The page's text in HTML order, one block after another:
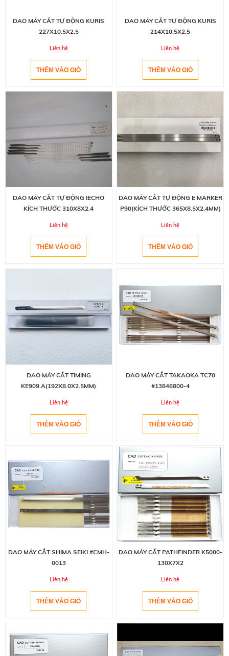
DAO MÁY CẮT TỰ ĐỘNG KURIS
227X10.5X2.5
Liên hệ
DAO MÁY CẮT TỰ ĐỘNG KURIS
214X10.5X2.5
Liên hệ
DAO MÁY CẮT TỰ ĐỘNG IECHO
KÍCH THƯỚC 310X8X2.4
Liên hệ
DAO MÁY CẮT TỰ ĐỘNG E MARKER
P90(KÍCH THƯỚC 365X8.5X2.4MM)
Liên hệ
DAO MÁY CẮT TIMING
KE909.A(192X8.0X2.5MM)
Liên hệ
DAO MÁY CẮT TAKAOKA TC70
#13846800-4
Liên hệ
DAO MÁY CẮT SHIMA SEIKI #CMH-
0013
Liên hệ
DAO MÁY CẮT PATHFINDER K5000-
130X7X2
Liên hệ